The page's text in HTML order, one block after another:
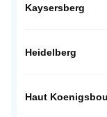
kasabası
hava müzesidir.
Kaysersberg
Kaysersberg, taş
gibidir.
Heidelberg
Çağdan kalma
Haut